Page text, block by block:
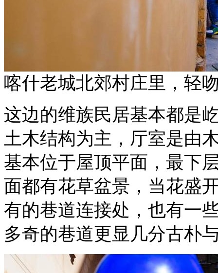
喀什老城北郊村庄里，轻
这边的维族民居基本都是
土木结构为主，厅室是由
基本位于屋顶平面，最下
面都有花草盆景，当花盛
有的巷道连接处，也有一
多奇的巷道更显几分古朴